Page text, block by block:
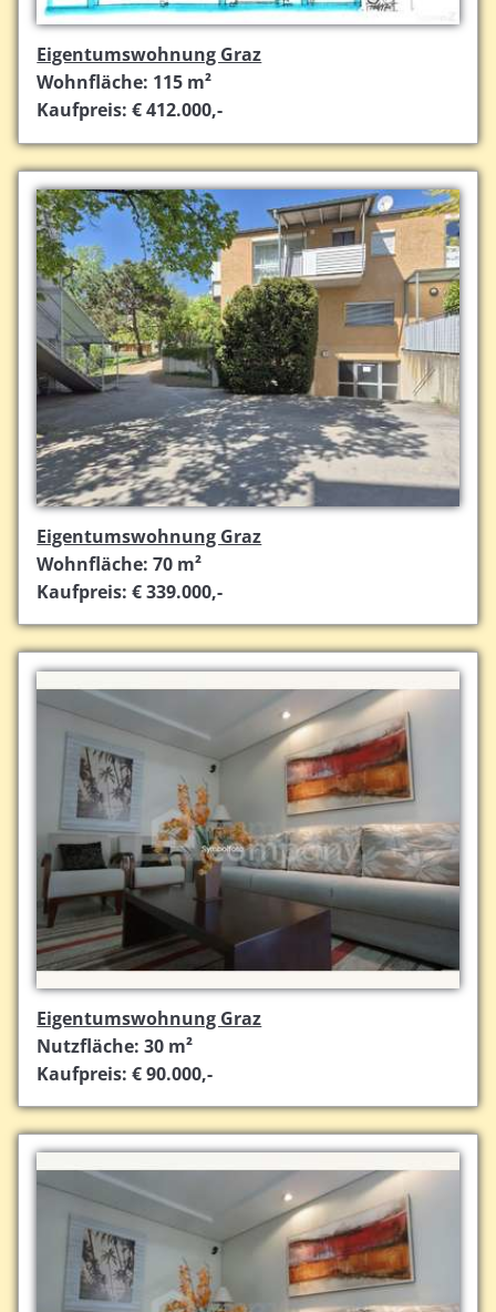
Eigentumswohnung Graz
Wohnfläche: 115 m²
Kaufpreis: € 412.000,-
Eigentumswohnung Graz
Wohnfläche: 70 m²
Kaufpreis: € 339.000,-
Eigentumswohnung Graz
Nutzfläche: 30 m²
Kaufpreis: € 90.000,-